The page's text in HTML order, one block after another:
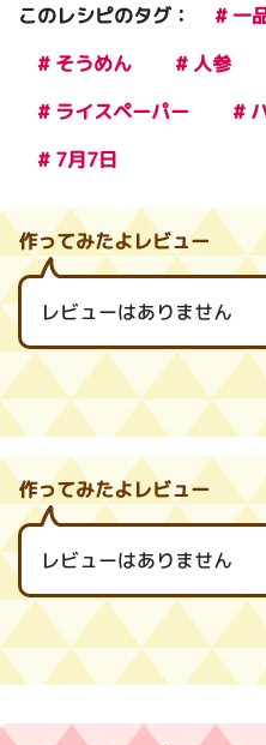
このレシピのタグ： # 一
# そうめん
# 人参
# ライスペーパー
#
# 7月7日
作ってみたよレビュー
レビューはありません
作ってみたよレビュー
レビューはありません